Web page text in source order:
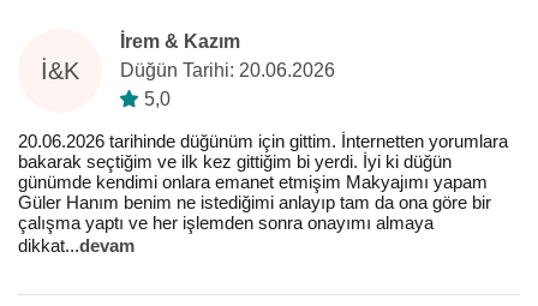
İ&K
İrem & Kazım
Düğün Tarihi: 20.06.2026
5,0
20.06.2026 tarihinde düğünüm için gittim. İnternetten yorumlara
bakarak seçtiğim ve ilk kez gittiğim bi yerdi. İyi ki düğün
günümde kendimi onlara emanet etmişim Makyajımı yapam
Güler Hanım benim ne istediğimi anlayıp tam da ona göre bir
çalışma yaptı ve her işlemden sonra onayımı almaya
dikkat...devam